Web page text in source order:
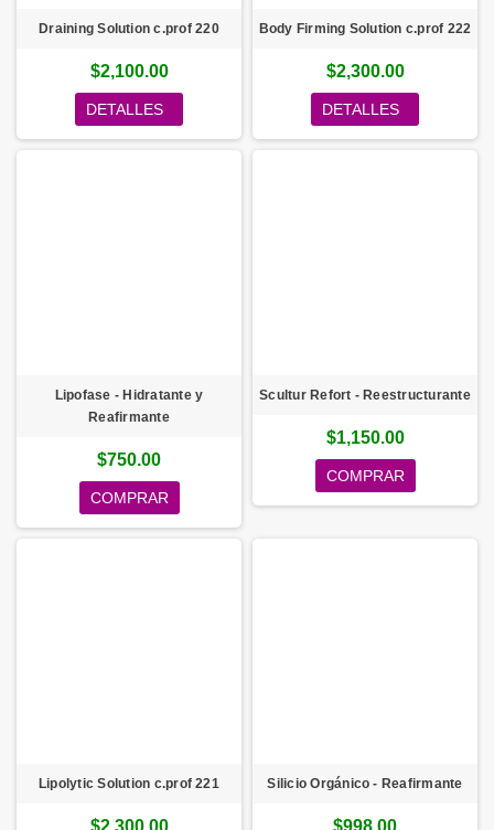
Draining Solution c.prof 220
$2,100.00
DETALLES
Body Firming Solution c.prof 222
$2,300.00
DETALLES
Lipofase - Hidratante y
Reafirmante
$750.00
COMPRAR
Scultur Refort - Reestructurante
$1,150.00
COMPRAR
Lipolytic Solution c.prof 221
$2,300.00
Silicio Orgánico - Reafirmante
$998.00